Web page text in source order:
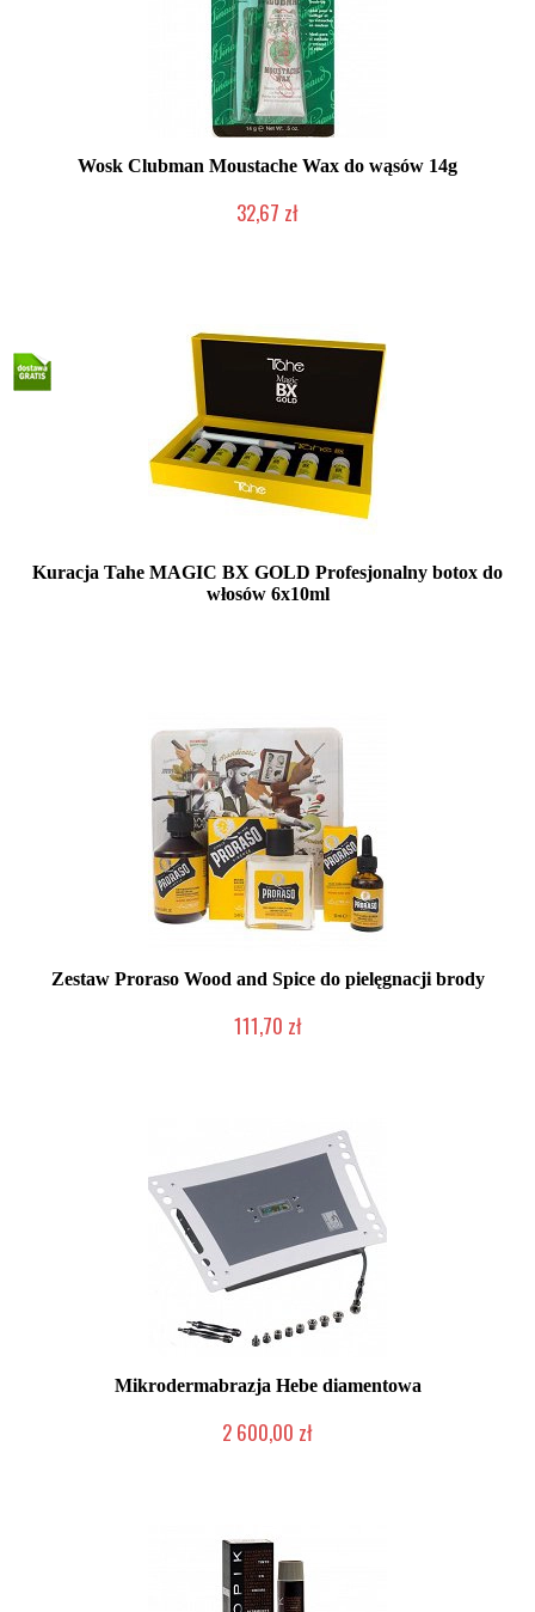
Wosk Clubman Moustache Wax do wąsów 14g
32,67 zł
Kuracja Tahe MAGIC BX GOLD Profesjonalny botox do
włosów 6x10ml
Zestaw Proraso Wood and Spice do pielęgnacji brody
111,70 zł
Mikrodermabrazja Hebe diamentowa
2 600,00 zł